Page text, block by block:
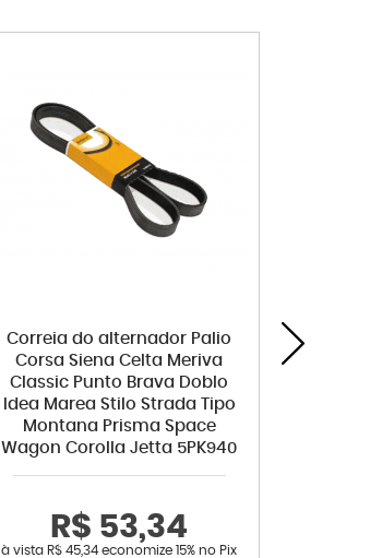
Correia do alternador Palio
Corsa Siena Celta Meriva
Classic Punto Brava Doblo
Idea Marea Stilo Strada Tipo
Montana Prisma Space
Wagon Corolla Jetta 5PK940
R$ 53,34
à vista R$ 45,34economize15% no Pix